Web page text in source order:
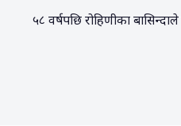
५८ वर्षपछि रोहिणीका